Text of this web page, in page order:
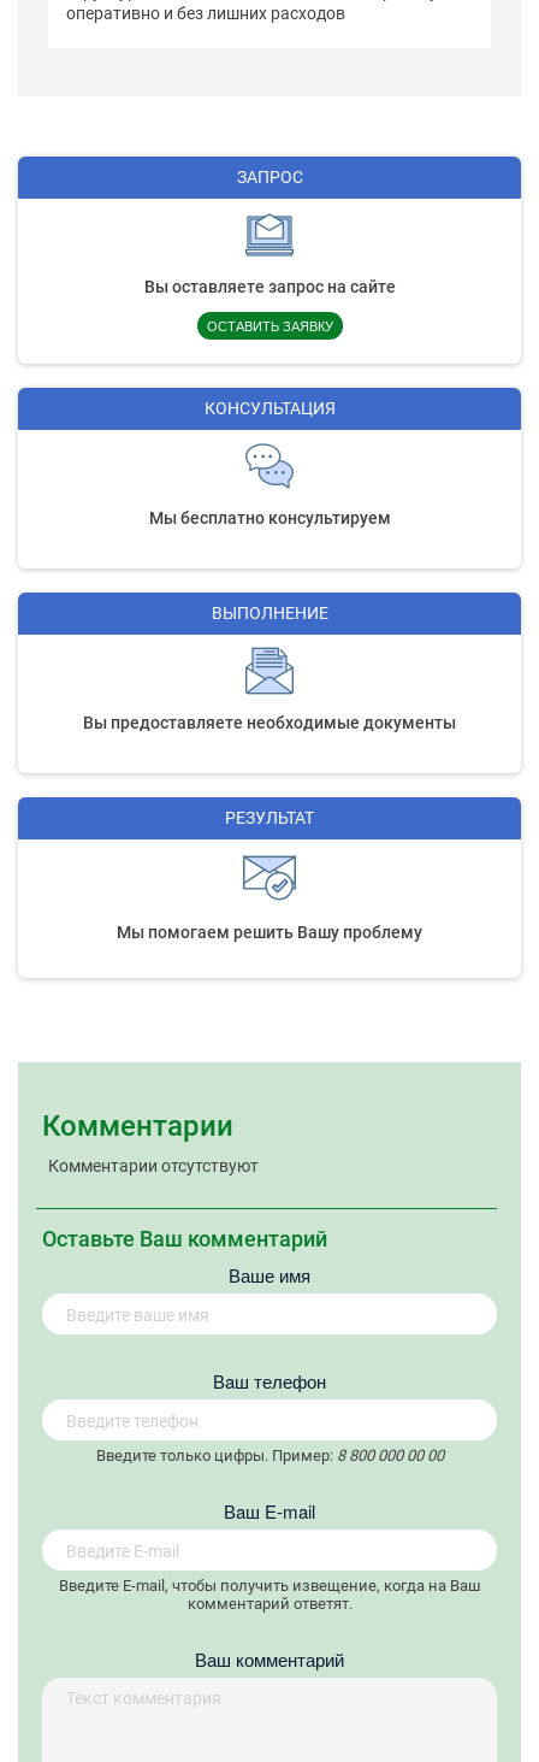
оперативно и без лишних расходов
ЗАПРОС
Вы оставляете запрос на сайте
ОСТАВИТЬ ЗАЯВКУ
КОНСУЛЬТАЦИЯ
Мы бесплатно консультируем
ВЫПОЛНЕНИЕ
Вы предоставляете необходимые документы
РЕЗУЛЬТАТ
Мы помогаем решить Вашу проблему
Комментарии
Комментарии отсутствуют
Оставьте Ваш комментарий
Ваше имя
Вaш телефон
Введите только цифры. Пример: 8 800 000 00 00
Вaш E-mail
Введите E-mail, чтобы получить извещение, когда на Ваш
комментарий ответят.
Ваш комментарий